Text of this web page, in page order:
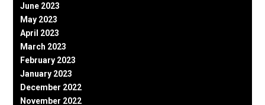
June 2023
May 2023
April 2023
March 2023
February 2023
January 2023
December 2022
November 2022